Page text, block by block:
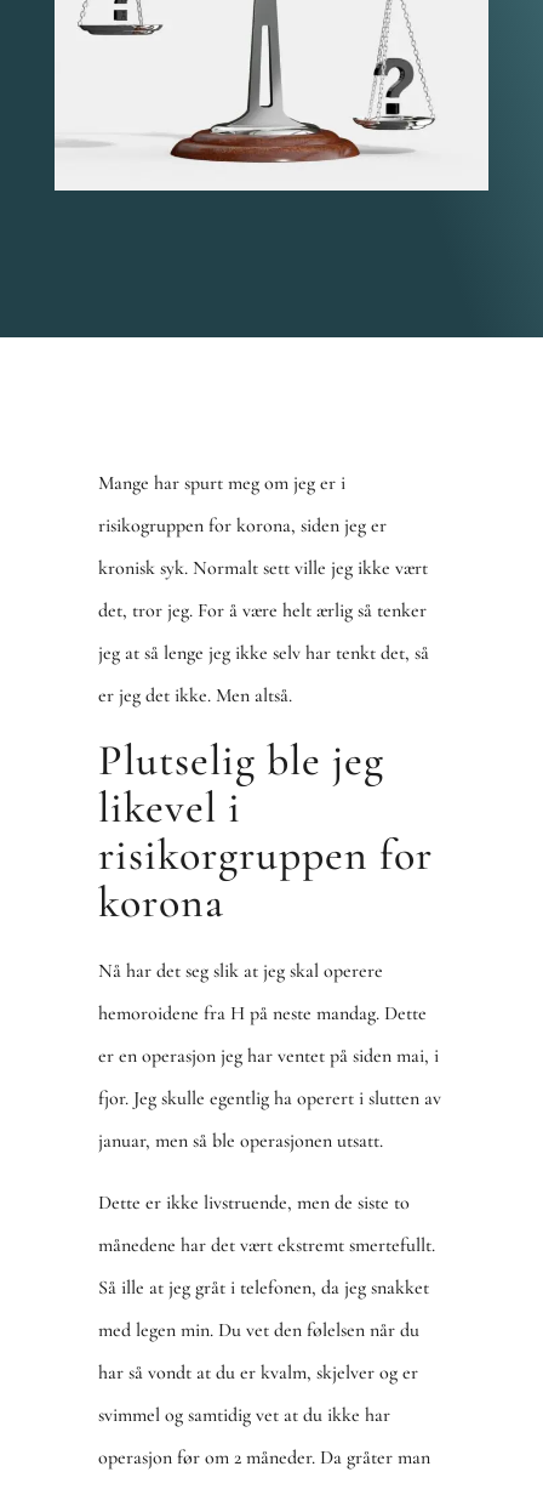
Mange har spurt meg om jeg er i
risikogruppen for korona, siden jeg er
kronisk syk. Normalt sett ville jeg ikke vært
det, tror jeg. For å være helt ærlig så tenker
jeg at så lenge jeg ikke selv har tenkt det, så
er jeg det ikke. Men altså.
Plutselig ble jeg
likevel i
risikorgruppen for
korona
Nå har det seg slik at jeg skal operere
hemoroidene fra H på neste mandag. Dette
er en operasjon jeg har ventet på siden mai, i
fjor. Jeg skulle egentlig ha operert i slutten av
januar, men så ble operasjonen utsatt.
Dette er ikke livstruende, men de siste to
månedene har det vært ekstremt smertefullt.
Så ille at jeg gråt i telefonen, da jeg snakket
med legen min. Du vet den følelsen når du
har så vondt at du er kvalm, skjelver og er
svimmel og samtidig vet at du ikke har
operasjon før om 2 måneder. Da gråter man